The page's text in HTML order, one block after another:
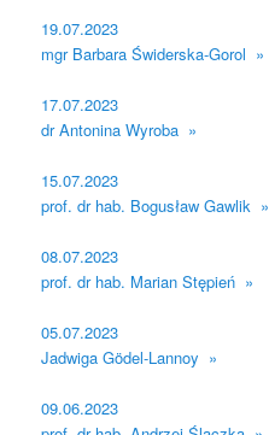
19.07.2023
mgr Barbara Świderska-Gorol »
17.07.2023
dr Antonina Wyroba »
15.07.2023
prof. dr hab. Bogusław Gawlik »
08.07.2023
prof. dr hab. Marian Stępień »
05.07.2023
Jadwiga Gödel-Lannoy »
09.06.2023